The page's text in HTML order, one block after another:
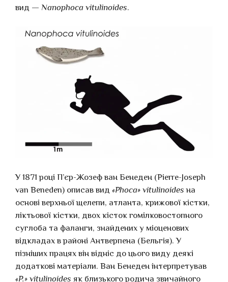
вид — Nanophoca vitulinoides.
У 1871 році П’єр-Жозеф ван Бенеден (Pierre-Joseph
van Beneden) описав вид «Phoca» vitulinoides на
основі верхньої щелепи, атланта, крижової кістки,
ліктьової кістки, двох кісток гомілковостопного
суглоба та фаланги, знайдених у міоценових
відкладах в районі Антверпена (Бельгія). У
пізніших працях він відніс до цього виду деякі
додаткові матеріали. Ван Бенеден інтерпретував
«P.» vitulinoides як близького родича звичайного